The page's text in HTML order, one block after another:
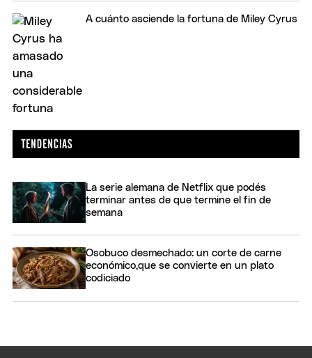
A cuánto asciende la fortuna de Miley Cyrus
La serie alemana de Netflix que podés
terminar antes de que termine el fin de
semana
Osobuco desmechado: un corte de carne
económico,que se convierte en un plato
codiciado